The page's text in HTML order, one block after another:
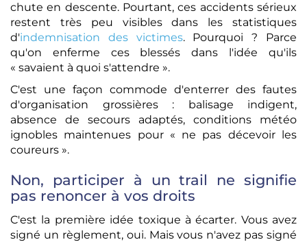
chute en descente. Pourtant, ces accidents sérieux
restent très peu visibles dans les statistiques
d'indemnisation des victimes. Pourquoi ? Parce
qu'on enferme ces blessés dans l'idée qu'ils
« savaient à quoi s'attendre ».
C'est une façon commode d'enterrer des fautes
d'organisation grossières : balisage indigent,
absence de secours adaptés, conditions météo
ignobles maintenues pour « ne pas décevoir les
coureurs ».
Non, participer à un trail ne signifie
pas renoncer à vos droits
C'est la première idée toxique à écarter. Vous avez
signé un règlement, oui. Mais vous n'avez pas signé